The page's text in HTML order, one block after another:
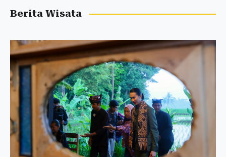
Berita Wisata